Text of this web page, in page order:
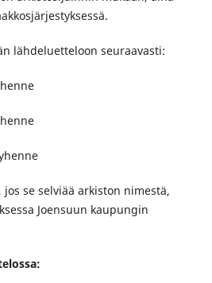
lähdeluetteloon seuraavasti:
se selviää arkiston nimestä,
Joensuun kaupungin